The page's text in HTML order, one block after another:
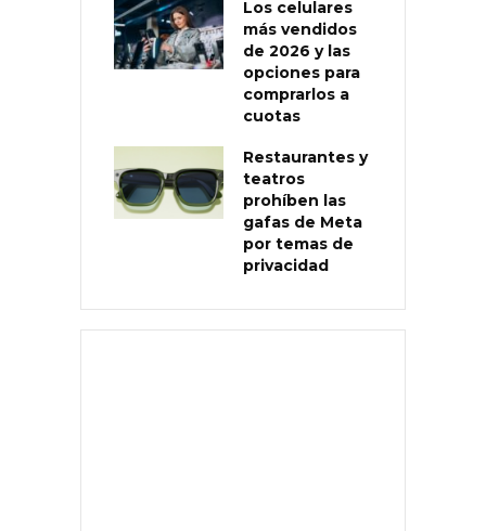
Los celulares
más vendidos
de 2026 y las
opciones para
comprarlos a
cuotas
Restaurantes y
teatros
prohíben las
gafas de Meta
por temas de
privacidad